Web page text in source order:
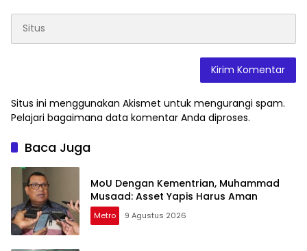
Situs ini menggunakan Akismet untuk mengurangi spam.
Pelajari bagaimana data komentar Anda diproses.
Baca Juga
MoU Dengan Kementrian, Muhammad
Musaad: Asset Yapis Harus Aman
Metro 9 Agustus 2026